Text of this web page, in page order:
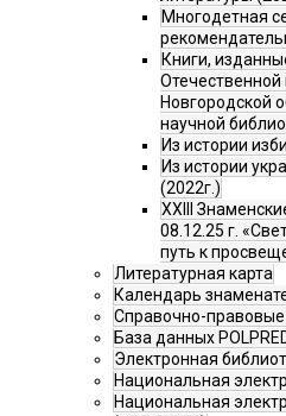
Многодетная
Книги,
Новгородской
научной
Из истории
Из истории
(2022г.)
XXIII
08.12.25 г.
путь к
Литературная карта
Календарь
Справочно-
База данных
Электронная
Национальная
Национальная